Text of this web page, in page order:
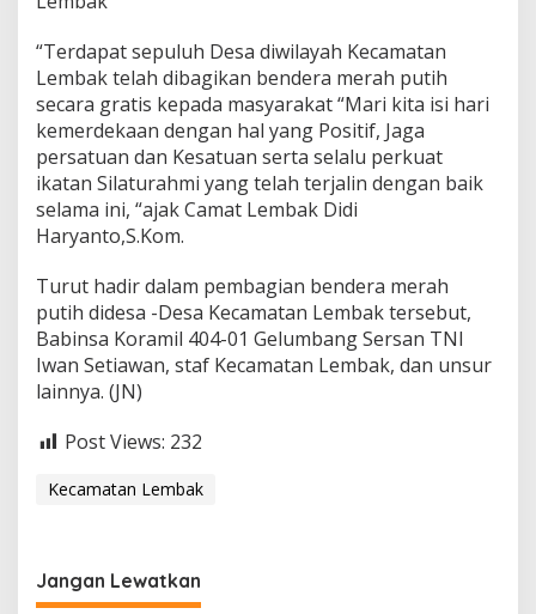
“Terdapat sepuluh Desa diwilayah Kecamatan
Lembak telah dibagikan bendera merah putih
secara gratis kepada masyarakat “Mari kita isi hari
kemerdekaan dengan hal yang Positif, Jaga
persatuan dan Kesatuan serta selalu perkuat
ikatan Silaturahmi yang telah terjalin dengan baik
selama ini, “ajak Camat Lembak Didi
Haryanto,S.Kom.
Turut hadir dalam pembagian bendera merah
putih didesa -Desa Kecamatan Lembak tersebut,
Babinsa Koramil 404-01 Gelumbang Sersan TNI
Iwan Setiawan, staf Kecamatan Lembak, dan unsur
lainnya. (JN)
Post Views: 232
Kecamatan Lembak
Jangan Lewatkan